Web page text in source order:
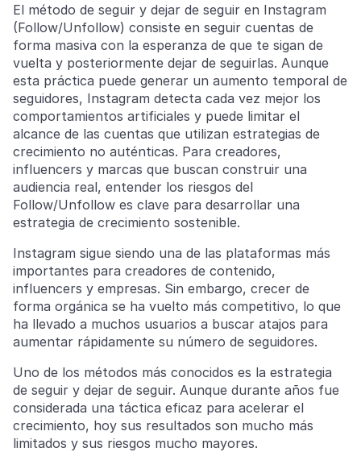
El método de seguir y dejar de seguir en Instagram
(Follow/Unfollow) consiste en seguir cuentas de
forma masiva con la esperanza de que te sigan de
vuelta y posteriormente dejar de seguirlas. Aunque
esta práctica puede generar un aumento temporal de
seguidores, Instagram detecta cada vez mejor los
comportamientos artificiales y puede limitar el
alcance de las cuentas que utilizan estrategias de
crecimiento no auténticas. Para creadores,
influencers y marcas que buscan construir una
audiencia real, entender los riesgos del
Follow/Unfollow es clave para desarrollar una
estrategia de crecimiento sostenible.
Instagram sigue siendo una de las plataformas más
importantes para creadores de contenido,
influencers y empresas. Sin embargo, crecer de
forma orgánica se ha vuelto más competitivo, lo que
ha llevado a muchos usuarios a buscar atajos para
aumentar rápidamente su número de seguidores.
Uno de los métodos más conocidos es la estrategia
de seguir y dejar de seguir. Aunque durante años fue
considerada una táctica eficaz para acelerar el
crecimiento, hoy sus resultados son mucho más
limitados y sus riesgos mucho mayores.